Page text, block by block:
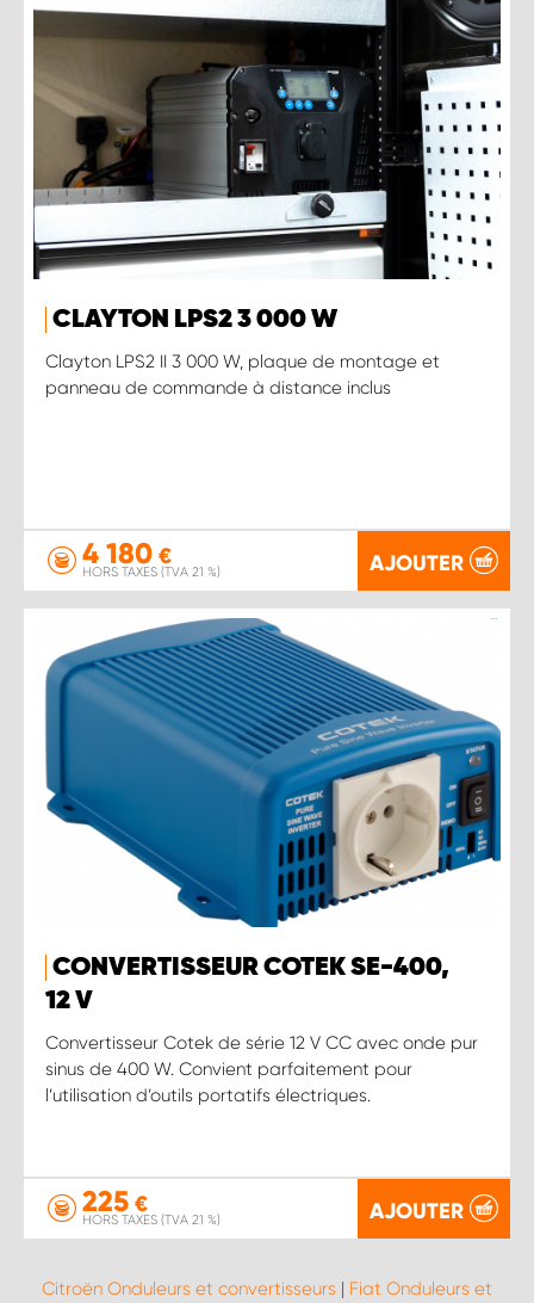
CLAYTON LPS2 3 000 W
Clayton LPS2 II 3 000 W, plaque de montage et
panneau de commande à distance inclus
4 180 €
HORS TAXES (TVA 21 %) AJOUTER
CONVERTISSEUR COTEK SE-400,
12 V
Convertisseur Cotek de série 12 V CC avec onde pur
sinus de 400 W. Convient parfaitement pour
l’utilisation d’outils portatifs électriques.
225 €
HORS TAXES (TVA 21 %) AJOUTER
Citroën Onduleurs et convertisseurs | Fiat Onduleurs et